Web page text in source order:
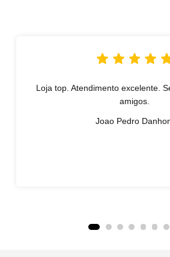
Loja top. Atendimento excelente.
amigos.
Joao Pedro